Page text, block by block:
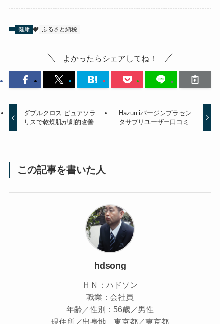
健康 ふるさと納税
よかったらシェアしてね！
ダブルクロス ピュアソラ
リスで乾燥肌が劇的改善
Hazumiバージンプラセン
タサプリユーザー口コミ
この記事を書いた人
hdsong
ＨＮ：ハドソン
職業：会社員
年齢／性別：56歳／男性
現住所／出身地：東京都／東京都